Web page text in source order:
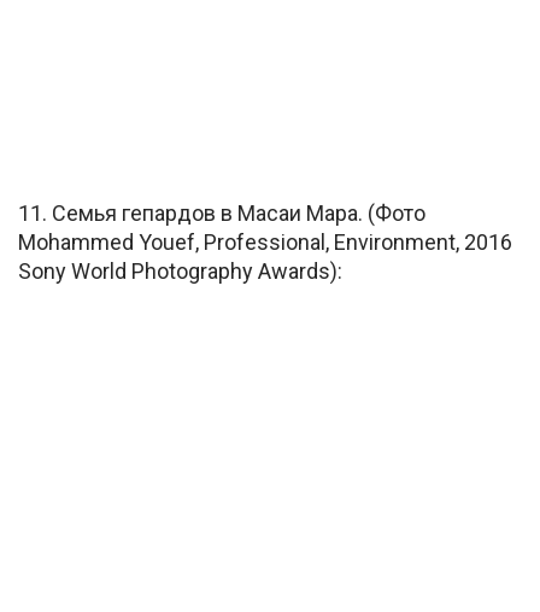
11. Семья гепардов в Масаи Мара. (Фото
Mohammed Youef, Professional, Environment, 2016
Sony World Photography Awards):